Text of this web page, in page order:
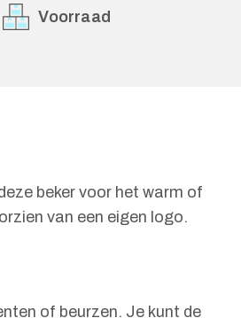
Voorraad
beker voor het warm of
van een eigen logo.
of beurzen. Je kunt de